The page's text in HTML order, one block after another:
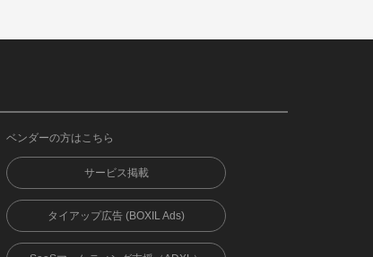
ベンダーの方はこちら
サービス掲載
タイアップ広告 (BOXIL Ads)